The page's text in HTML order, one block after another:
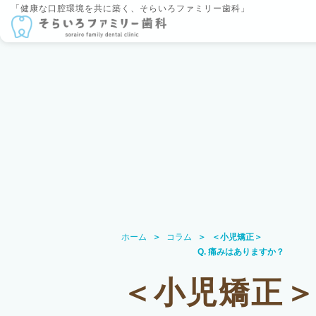
「健康な口腔環境を共に築く、そらいろファミリー歯科」
ホーム コラム
＜小児矯正＞
Q. 痛みはありますか？
＜小児矯正＞